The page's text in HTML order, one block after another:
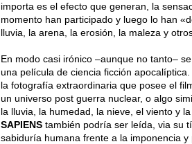
importa es el efecto que generan, la
momento han participado y luego lo han
lluvia, la arena, la erosión, la maleza y
En modo casi irónico –aunque no tanto–
una película de ciencia ficción
la fotografía extraordinaria que posee el
un universo post guerra nuclear, o algo
la lluvia, la humedad, la nieve, el viento y
SAPIENS también podría ser leída, via su
sabiduría humana frente a la imponencia